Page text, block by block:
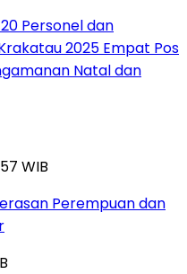
Personel dan
2025 Empat Pos
Natal dan
WIB
Perempuan dan